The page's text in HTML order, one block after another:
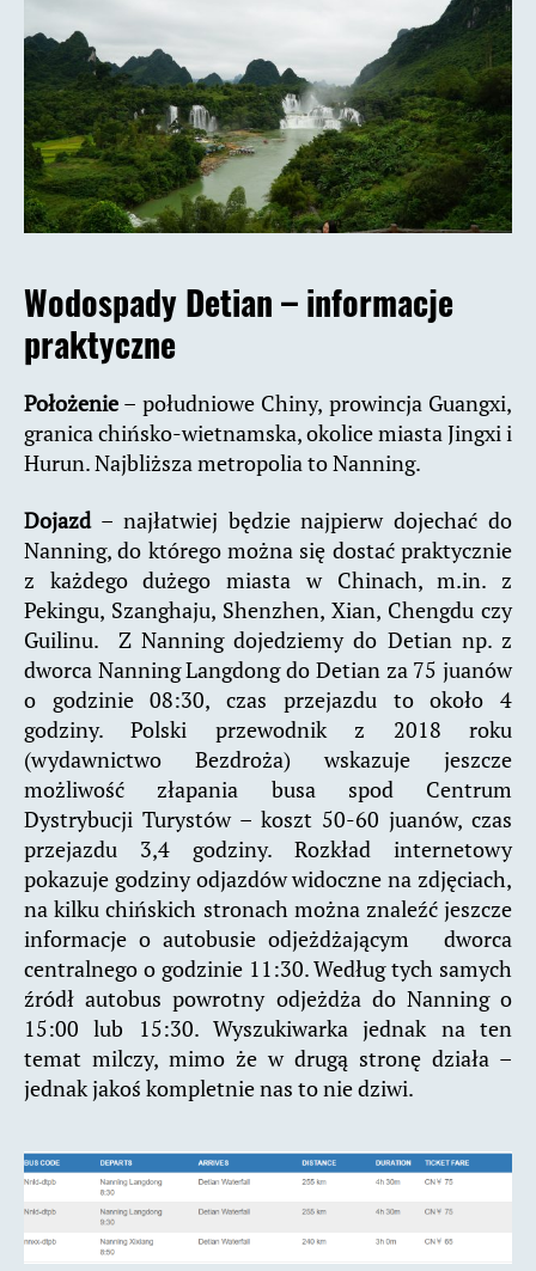
Wodospady Detian – informacje
praktyczne
Położenie – południowe Chiny, prowincja Guangxi,
granica chińsko-wietnamska, okolice miasta Jingxi i
Hurun. Najbliższa metropolia to Nanning.
Dojazd– najłatwiej będzie najpierw dojechać do
Nanning, do którego można się dostać praktycznie
z każdego dużego miasta w Chinach, m.in. z
Pekingu, Szanghaju, Shenzhen, Xian, Chengdu czy
Guilinu. Z Nanning dojedziemy do Detian np. z
dworca Nanning Langdong do Detian za 75 juanów
o godzinie 08:30, czas przejazdu to około 4
godziny. Polski przewodnik z 2018 roku
(wydawnictwo Bezdroża) wskazuje jeszcze
możliwość złapania busa spod Centrum
Dystrybucji Turystów – koszt 50-60 juanów, czas
przejazdu 3,4 godziny. Rozkład internetowy
pokazuje godziny odjazdów widoczne na zdjęciach,
na kilku chińskich stronach można znaleźć jeszcze
informacje o autobusie odjeżdżającym dworca
centralnego o godzinie 11:30. Według tych samych
źródł autobus powrotny odjeżdża do Nanning o
15:00 lub 15:30. Wyszukiwarka jednak na ten
temat milczy, mimo że w drugą stronę działa –
jednak jakoś kompletnie nas to nie dziwi.